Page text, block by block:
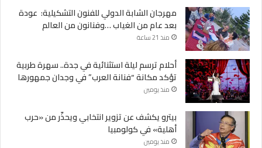
مهرجان الشابة الدولي للفنون التشكيلية: عودة
بعد عام من الغياب …وفنانون من العالم
منذ 21 ساعة
أحلام ترسم ليلة استثنائية في جدة.. سهرة طربية
تؤكد مكانة “فنانة العرب” في وجدان جمهورها
منذ يومين
بيترو يكشف عن تزوير انتخابي ويحذّر من «حرب
أهلية» في كولومبيا
منذ يومين